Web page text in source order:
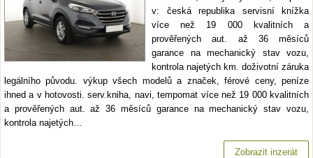
v: česká republika servisní knížka
více než 19 000 kvalitních a
prověřených aut. až 36 měsíců
garance na mechanický stav vozu,
kontrola najetých km. doživotní záruka
legálního původu. výkup všech modelů a značek, férové ceny, peníze
ihned a v hotovosti. serv.kniha, navi, tempomat více než 19 000 kvalitních
a prověřených aut. až 36 měsíců garance na mechanický stav vozu,
kontrola najetých…
Zobrazit inzerát